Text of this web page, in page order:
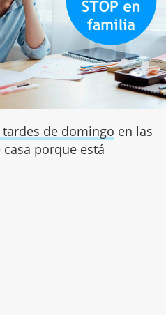
tardes de domingo en las
porque está